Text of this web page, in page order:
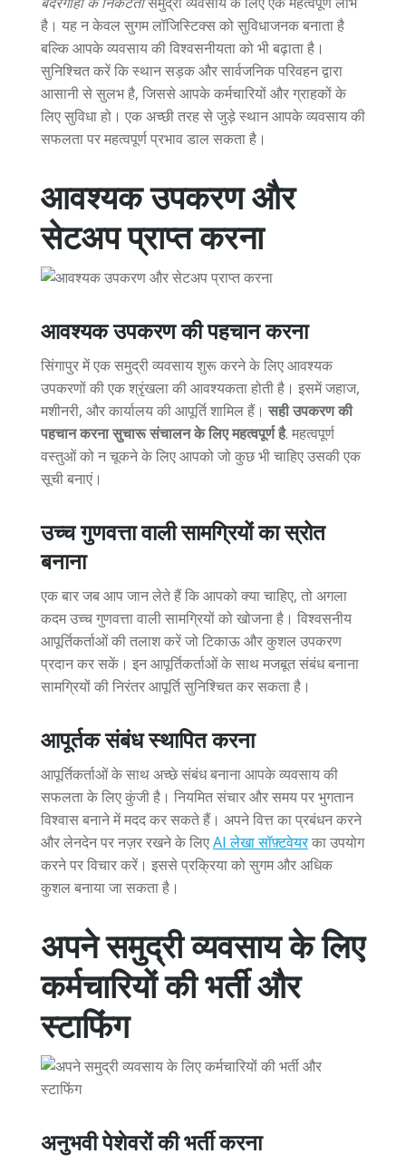
है। यह न केवल सुगम लॉजिस्टिक्स को सुविधाजनक बनाता है
बल्कि आपके व्यवसाय की विश्वसनीयता को भी बढ़ाता है।
सुनिश्चित करें कि स्थान सड़क और सार्वजनिक परिवहन द्वारा
आसानी से सुलभ है, जिससे आपके कर्मचारियों और ग्राहकों के
लिए सुविधा हो। एक अच्छी तरह से जुड़े स्थान आपके व्यवसाय की
सफलता पर महत्वपूर्ण प्रभाव डाल सकता है।
आवश्यक उपकरण और
सेटअप प्राप्त करना
आवश्यक उपकरण की पहचान करना
सिंगापुर में एक समुद्री व्यवसाय शुरू करने के लिए आवश्यक
उपकरणों की एक श्रृंखला की आवश्यकता होती है। इसमें जहाज,
मशीनरी, और कार्यालय की आपूर्ति शामिल हैं।सही उपकरण की
पहचान करना सुचारू संचालन के लिए महत्वपूर्ण है. महत्वपूर्ण
वस्तुओं को न चूकने के लिए आपको जो कुछ भी चाहिए उसकी एक
सूची बनाएं।
उच्च गुणवत्ता वाली सामग्रियों का स्रोत
बनाना
एक बार जब आप जान लेते हैं कि आपको क्या चाहिए, तो अगला
कदम उच्च गुणवत्ता वाली सामग्रियों को खोजना है। विश्वसनीय
आपूर्तिकर्ताओं की तलाश करें जो टिकाऊ और कुशल उपकरण
प्रदान कर सकें। इन आपूर्तिकर्ताओं के साथ मजबूत संबंध बनाना
सामग्रियों की निरंतर आपूर्ति सुनिश्चित कर सकता है।
आपूर्तक संबंध स्थापित करना
आपूर्तिकर्ताओं के साथ अच्छे संबंध बनाना आपके व्यवसाय की
सफलता के लिए कुंजी है। नियमित संचार और समय पर भुगतान
विश्वास बनाने में मदद कर सकते हैं। अपने वित्त का प्रबंधन करने
और लेनदेन पर नज़र रखने के लिएAI लेखा सॉफ़्टवेयरका उपयोग
करने पर विचार करें। इससे प्रक्रिया को सुगम और अधिक
कुशल बनाया जा सकता है।
अपने समुद्री व्यवसाय के लिए
कर्मचारियों की भर्ती और
स्टाफिंग
अनुभवी पेशेवरों की भर्ती करना